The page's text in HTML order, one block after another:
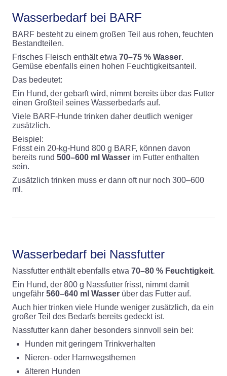
Wasserbedarf bei BARF
BARF besteht zu einem großen Teil aus rohen, feuchten
Bestandteilen.
Frisches Fleisch enthält etwa 70–75 % Wasser.
Gemüse ebenfalls einen hohen Feuchtigkeitsanteil.
Das bedeutet:
Ein Hund, der gebarft wird, nimmt bereits über das Futter
einen Großteil seines Wasserbedarfs auf.
Viele BARF-Hunde trinken daher deutlich weniger
zusätzlich.
Beispiel:
Frisst ein 20-kg-Hund 800 g BARF, können davon
bereits rund 500–600 ml Wasser im Futter enthalten
sein.
Zusätzlich trinken muss er dann oft nur noch 300–600
ml.
Wasserbedarf bei Nassfutter
Nassfutter enthält ebenfalls etwa 70–80 % Feuchtigkeit.
Ein Hund, der 800 g Nassfutter frisst, nimmt damit
ungefähr 560–640 ml Wasser über das Futter auf.
Auch hier trinken viele Hunde weniger zusätzlich, da ein
großer Teil des Bedarfs bereits gedeckt ist.
Nassfutter kann daher besonders sinnvoll sein bei:
Hunden mit geringem Trinkverhalten
Nieren- oder Harnwegsthemen
älteren Hunden